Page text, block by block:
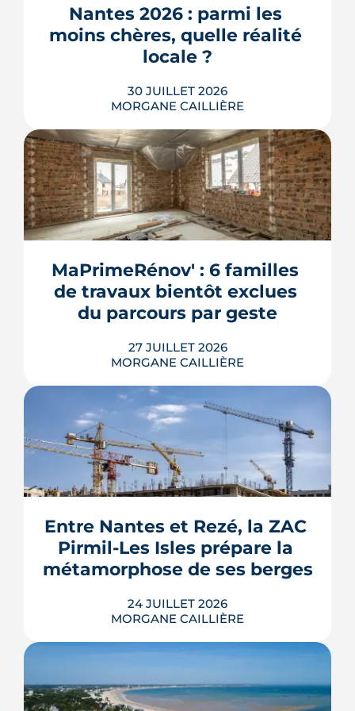
fonction de mes besoins. Je
recommande sans hésiter.
hameau.
LIRE L'ARTICLE
Nantes 2026 : parmi les
moins chères, quelle réalité
locale ?
30 JUILLET 2026
MORGANE CAILLIÈRE
259 € par an en moyenne régionale,
une hausse de 14 % sur un an, un
risque inondation bien réel autour de
la Loire et de la Sèvre : l'assurance
habitation nantaise conjugue tarifs
doux et vigilance locale. Chiffres,
limites et conseils pour payer le juste
MaPrimeRénov' : 6 familles
de travaux bientôt exclues
du parcours par geste
27 JUILLET 2026
MORGANE CAILLIÈRE
Le Gouvernement prévoit de retirer six
familles de travaux du parcours « par
geste » de MaPrimeRénov' au 1er
septembre 2026, sous réserve de la
publication des textes définitifs.
fenêtres, VMC, chauffe-eau
thermodynamique, chauffage au bois
et solaire thermi...
Entre Nantes et Rezé, la ZAC
Pirmil-Les Isles prépare la
métamorphose de ses berges
24 JUILLET 2026
MORGANE CAILLIÈRE